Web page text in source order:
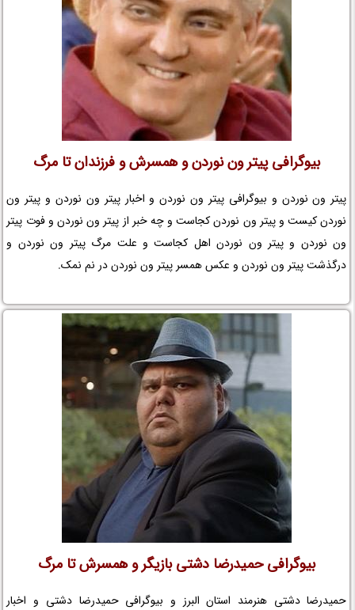
بیوگرافی پیتر ون نوردن و همسرش و فرزندان تا مرگ
پیتر ون نوردن و بیوگرافی پیتر ون نوردن و اخبار پیتر ون نوردن و پیتر ون
نوردن کیست و پیتر ون نوردن کجاست و چه خبر از پیتر ون نوردن و فوت پیتر
ون نوردن و پیتر ون نوردن اهل کجاست و علت مرگ پیتر ون نوردن و
درگذشت پیتر ون نوردن و عکس همسر پیتر ون نوردن در نم نمک.
بیوگرافی حمیدرضا دشتی بازیگر و همسرش تا مرگ
حمیدرضا دشتی هنرمند استان البرز و بیوگرافی حمیدرضا دشتی و اخبار